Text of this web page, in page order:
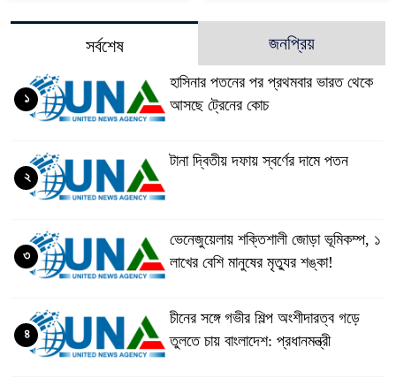
সর্বশেষ জনপ্রিয়
হাসিনার পতনের পর প্রথমবার ভারত থেকে
আসছে ট্রেনের কোচ
১
টানা দ্বিতীয় দফায় স্বর্ণের দামে পতন
২
ভেনেজুয়েলায় শক্তিশালী জোড়া ভূমিকম্প, ১
লাখের বেশি মানুষের মৃত্যুর শঙ্কা!
৩
চীনের সঙ্গে গভীর শিল্প অংশীদারত্ব গড়ে
তুলতে চায় বাংলাদেশ: প্রধানমন্ত্রী
৪